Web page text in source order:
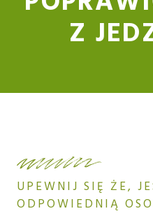
Z
UPEWNIJ SIĘ ŻE,
ODPOWIEDNIĄ